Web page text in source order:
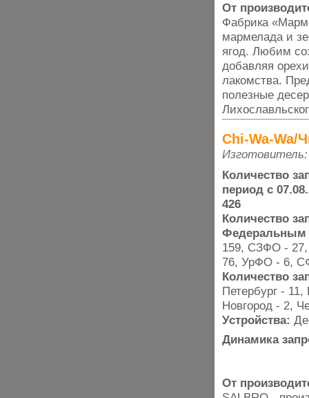
От
Фабрика
мармелада и
ягод. Любим
добавляя
лакомства.
полезные
Chi-Wa-Wa/
Количество
период с
426
Количество
Федеральным
159, СЗФО -
76, УрФО - 6,
Количество
Петербург -
Новгород - 2,
Устройства:
Динамика
От